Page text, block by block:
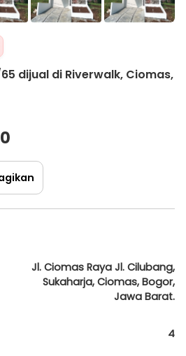
dijual di Riverwalk, Ciomas,
Jl. Ciomas Raya Jl. Cilubang,
Sukaharja, Ciomas, Bogor,
Jawa Barat.
4